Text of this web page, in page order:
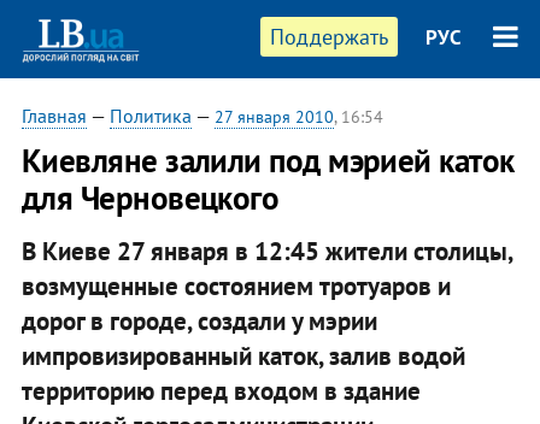
Поддержать РУС
Главная — Политика — 27 января 2010, 16:54
Киевляне залили под мэрией каток
для Черновецкого
В Киеве 27 января в 12:45 жители столицы,
возмущенные состоянием тротуаров и
дорог в городе, создали у мэрии
импровизированный каток, залив водой
территорию перед входом в здание